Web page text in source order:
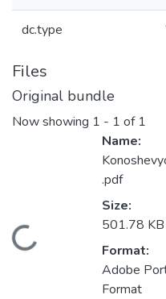
dc.type
Files
Original bundle
Now showing 1 - 1 of 1
Loading...
Name:
.pdf
Size:
501.78 KB
Format:
Adobe
Format